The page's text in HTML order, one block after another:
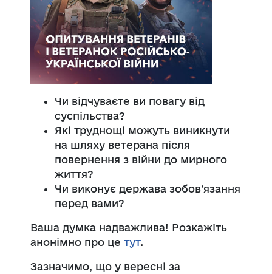
Чи відчуваєте ви повагу від
суспільства?
Які труднощі можуть виникнути
на шляху ветерана після
повернення з війни до мирного
життя?
Чи виконує держава зобов’язання
перед вами?
Ваша думка надважлива! Розкажіть
анонімно про це тут.
Зазначимо, що у вересні за